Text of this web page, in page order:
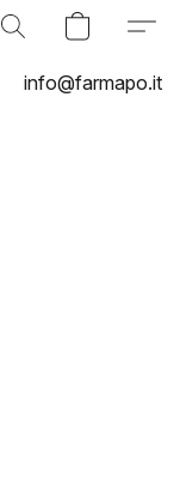
info@farmapo.it